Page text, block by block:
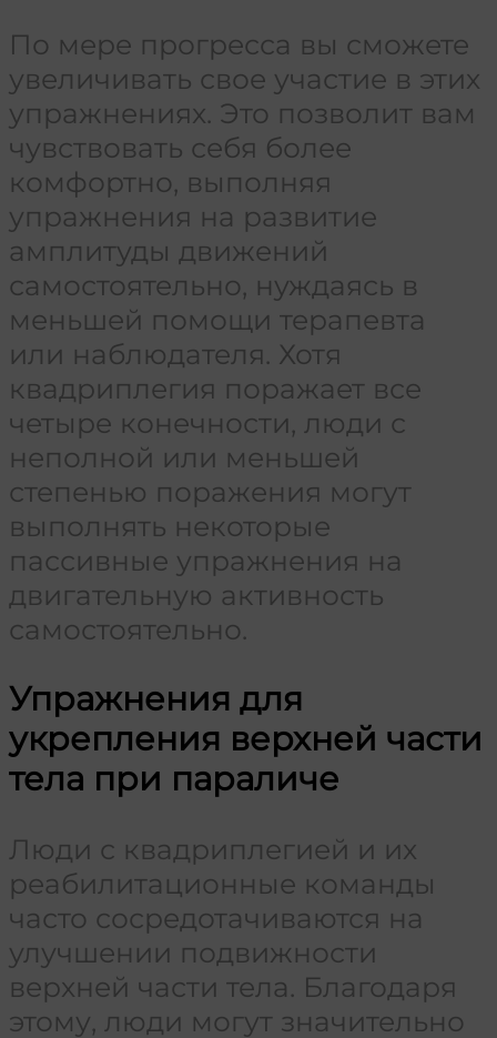
По мере прогресса вы сможете
увеличивать свое участие в этих
упражнениях. Это позволит вам
чувствовать себя более
комфортно, выполняя
упражнения на развитие
амплитуды движений
самостоятельно, нуждаясь в
меньшей помощи терапевта
или наблюдателя. Хотя
квадриплегия поражает все
четыре конечности, люди с
неполной или меньшей
степенью поражения могут
выполнять некоторые
пассивные упражнения на
двигательную активность
самостоятельно.
Упражнения для
укрепления верхней части
тела при параличе
Люди с квадриплегией и их
реабилитационные команды
часто сосредотачиваются на
улучшении подвижности
верхней части тела. Благодаря
этому, люди могут значительно